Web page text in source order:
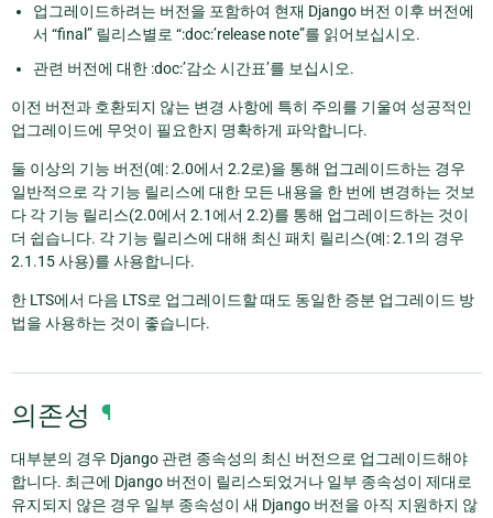
업그레이드하려는 버전을 포함하여 현재 Django 버전 이후 버전에
서 “final” 릴리스별로 “:doc:’release note”를 읽어보십시오.
관련 버전에 대한 :doc:’감소 시간표’를 보십시오.
이전 버전과 호환되지 않는 변경 사항에 특히 주의를 기울여 성공적인
업그레이드에 무엇이 필요한지 명확하게 파악합니다.
둘 이상의 기능 버전(예: 2.0에서 2.2로)을 통해 업그레이드하는 경우
일반적으로 각 기능 릴리스에 대한 모든 내용을 한 번에 변경하는 것보
다 각 기능 릴리스(2.0에서 2.1에서 2.2)를 통해 업그레이드하는 것이
더 쉽습니다. 각 기능 릴리스에 대해 최신 패치 릴리스(예: 2.1의 경우
2.1.15 사용)를 사용합니다.
한 LTS에서 다음 LTS로 업그레이드할 때도 동일한 증분 업그레이드 방
법을 사용하는 것이 좋습니다.
의존성 ¶
대부분의 경우 Django 관련 종속성의 최신 버전으로 업그레이드해야
합니다. 최근에 Django 버전이 릴리스되었거나 일부 종속성이 제대로
유지되지 않은 경우 일부 종속성이 새 Django 버전을 아직 지원하지 않